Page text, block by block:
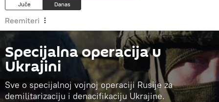
Juče Danas
Reemiteri
Specijalna operacija u
Ukrajini
Sve o specijalnoj vojnoj operaciji Rusije za
demilitarizaciju i denacifikaciju Ukrajine.